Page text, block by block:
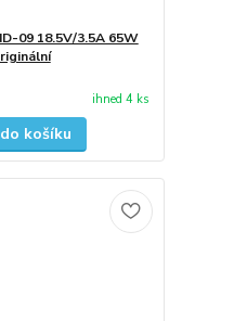
09 18.5V/3.5A 65W
ihned 4 ks
košíku